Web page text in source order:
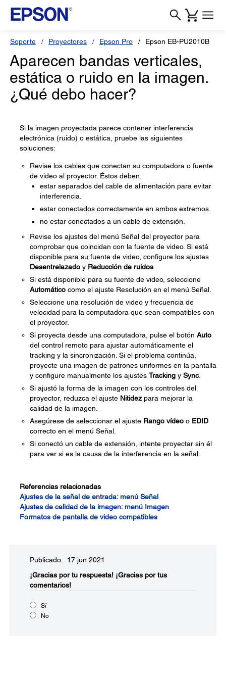
Soporte Proyectores Epson Pro Epson EB-PU2010B
Aparecen bandas verticales,
estática o ruido en la imagen.
¿Qué debo hacer?
Si la imagen proyectada parece contener interferencia
electrónica (ruido) o estática, pruebe las siguientes
soluciones:
Revise los cables que conectan su computadora o fuente
de video al proyector. Éstos deben:
estar separados del cable de alimentación para evitar
interferencia.
estar conectados correctamente en ambos extremos.
no estar conectados a un cable de extensión.
Revise los ajustes del menú Señal del proyector para
comprobar que coincidan con la fuente de video. Si está
disponible para su fuente de video, configure los ajustes
Desentrelazado y Reducción de ruidos
Si está disponible para su fuente de video, seleccione
Automático como el ajuste Resolución en el menú Señal.
Seleccione una resolución de video y frecuencia de
velocidad para la computadora que sean compatibles con
el proyector.
Si proyecta desde una computadora, pulse el botón Auto
del control remoto para ajustar automáticamente el
tracking y la sincronización. Si el problema continúa,
proyecte una imagen de patrones uniformes en la pantalla
y configure manualmente los ajustes Tracking y Sync.
Si ajustó la forma de la imagen con los controles del
proyector, reduzca el ajuste Nitidez para mejorar la
calidad de la imagen.
Asegúrese de seleccionar el ajuste Rango vídeo o EDID
correcto en el menú Señal.
Si conectó un cable de extensión, intente proyectar sin él
para ver si es la causa de la interferencia en la señal.
Referencias relacionadas
Ajustes de la señal de entrada: menú Señal
Ajustes de calidad de la imagen: menú Imagen
Formatos de pantalla de video compatibles
Publicado: 17 jun 2021
¡Gracias por tu respuesta! ¡Gracias por tus
comentarios!
Sí
No